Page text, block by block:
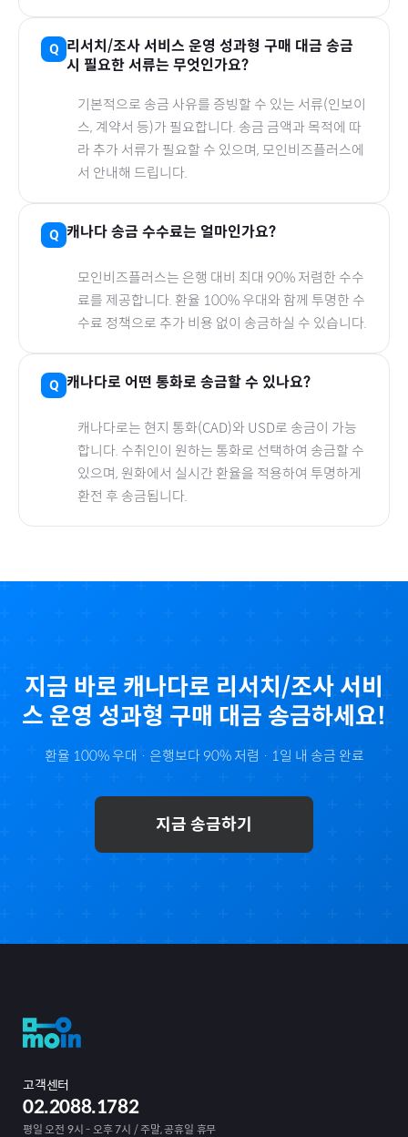
리서치/조사 서비스 운영 성과형 구매 대금 송금
시 필요한 서류는 무엇인가요?
기본적으로 송금 사유를 증빙할 수 있는 서류(인보이
스, 계약서 등)가 필요합니다. 송금 금액과 목적에 따
라 추가 서류가 필요할 수 있으며, 모인비즈플러스에
서 안내해 드립니다.
캐나다송금 수수료는 얼마인가요?
모인비즈플러스는 은행 대비 최대 90% 저렴한 수수
료를 제공합니다. 환율 100% 우대와 함께 투명한 수
수료 정책으로 추가 비용 없이 송금하실 수 있습니다.
캐나다로 어떤 통화로 송금할 수 있나요?
캐나다로는 현지 통화(CAD)와 USD로 송금이 가능
합니다. 수취인이 원하는 통화로 선택하여 송금할 수
있으며, 원화에서 실시간 환율을 적용하여 투명하게
환전 후 송금됩니다.
지금 바로 캐나다로 리서치/조사 서비
스 운영 성과형 구매 대금 송금하세요!
환율 100% 우대 · 은행보다 90% 저렴 · 1일 내 송금 완료
지금 송금하기
고객센터
02.2088.1782
평일 오전 9시 - 오후 7시 / 주말, 공휴일 휴무